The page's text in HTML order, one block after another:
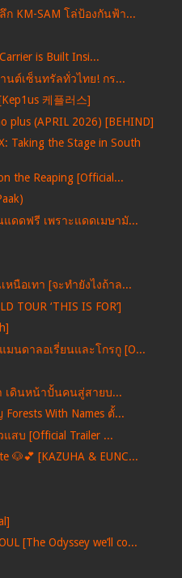
ก KM-SAM โล่ป้องกันฟ้า...
is Built Insi...
นต์เซ็นทรัลทั่วไทย! กร...
케플러스]
plus (APRIL 2026) [BEHIND]
Taking the Stage in South
the Reaping [Official...
ดดฟรี เพราะแดดเมษามั...
นือเทา [จะทำยังไงถ้าล...
TOUR ‘THIS IS FOR’]
มนดาลอเรี่ยนและโกรกู [O...
เดินหน้าปั้นคนสู่สายบ...
With Names ตั้...
สบ [Official Trailer ...
🐶💕 [KAZUHA & EUNC...
[The Odyssey we’ll co...